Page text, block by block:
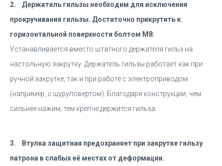
2. Держатель гильзы необходим для исключения
прокручивания гильзы. Достаточно прикрутить к
горизонтальной поверхности болтом М8.
Устанавливается вместо штатного держателя гильз на
настольную закрутку. Держатель гильзы работает как при
ручной закрутке, так и при работе с электроприводом
(например, с шуруповёртом). Благодаря конструкции, чем
сильнее нажим, тем крепче держится гильза.
3. Втулка защитная предохраняет при закрутке гильзу
патрона в слабых её местах от деформации.